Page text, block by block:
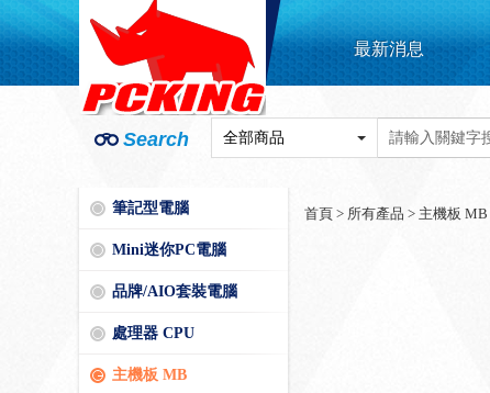
最新消息
Search
筆記型電腦
Mini迷你PC電腦
品牌/AIO套裝電腦
處理器 CPU
主機板 MB
首頁 > 所有產品 > 主機板 MB